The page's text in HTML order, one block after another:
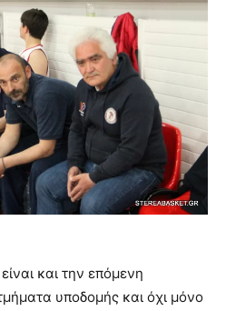
και την επόμενη
υποδομής και όχι μόνο